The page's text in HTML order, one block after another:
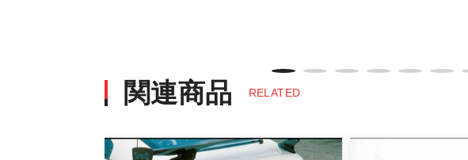
・決済後の正式注文後のキャンセルや変更は不可となり
商品名や説明等でご確認ください。
・エアロパーツ・マフラー等の大型商品は、個人宅への
関連商品 RELATED